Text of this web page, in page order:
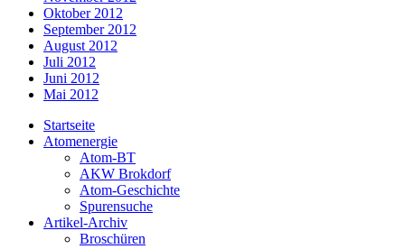
Oktober 2012
September 2012
August 2012
Juli 2012
Juni 2012
Mai 2012
Startseite
Atomenergie
Atom-BT
AKW Brokdorf
Atom-Geschichte
Spurensuche
Artikel-Archiv
Broschüren